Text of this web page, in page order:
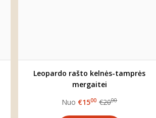
Leopardo rašto kelnės-tamprės
mergaitei
Nuo €1500 €2000